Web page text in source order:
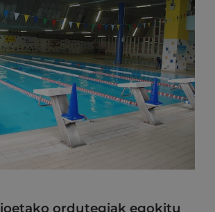
ordutegiak egokitu